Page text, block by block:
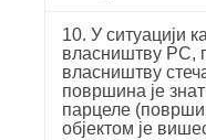
10. У ситуацији
власништву РС,
власништву
површина је
парцеле
објектом је